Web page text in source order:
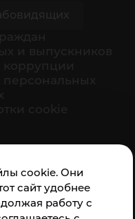
cookie. Они
сайт удобнее
работу с